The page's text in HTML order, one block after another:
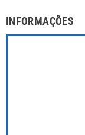
INFORMAÇÕES